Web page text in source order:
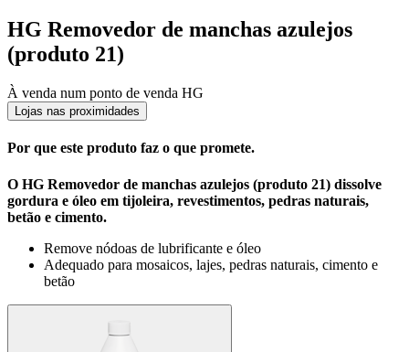
HG Removedor de manchas azulejos
(produto 21)
À venda num ponto de venda HG
Lojas nas proximidades
Por que este produto faz o que promete.
O HG Removedor de manchas azulejos (produto 21) dissolve
gordura e óleo em tijoleira, revestimentos, pedras naturais,
betão e cimento.
Remove nódoas de lubrificante e óleo
Adequado para mosaicos, lajes, pedras naturais, cimento e
betão